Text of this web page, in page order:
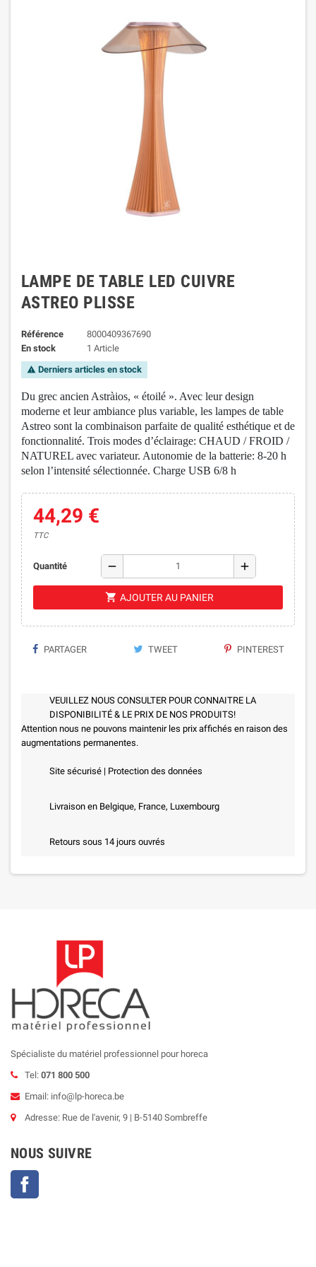
LAMPE DE TABLE LED CUIVRE
ASTREO PLISSE
Référence
8000409367690
En stock
1 Article
warning Derniers articles en stock
Du grec ancien Astràios, « étoilé ». Avec leur design
moderne et leur ambiance plus variable, les lampes de table
Astreo sont la combinaison parfaite de qualité esthétique et de
fonctionnalité. Trois modes d’éclairage: CHAUD / FROID /
NATUREL avec variateur. Autonomie de la batterie: 8-20 h
selon l’intensité sélectionnée. Charge USB 6/8 h
44,29 €
TTC
Quantité remove add
shopping_cart AJOUTER AU PANIER
PARTAGER TWEET PINTEREST
VEUILLEZ NOUS CONSULTER POUR CONNAITRE LA
DISPONIBILITÉ & LE PRIX DE NOS PRODUITS!
Attention nous ne pouvons maintenir les prix affichés en raison des
augmentations permanentes.
Site sécurisé | Protection des données
Livraison en Belgique, France, Luxembourg
Retours sous 14 jours ouvrés
Spécialiste du matériel professionnel pour horeca
Tel: 071 800 500
Email: info@lp-horeca.be
Adresse: Rue de l'avenir, 9 | B-5140 Sombreffe
NOUS SUIVRE